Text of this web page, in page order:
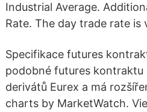
Industrial Average.
Rate. The day trade rate
Specifikace futures
podobné futures kontraktu
derivátů Eurex a má
charts by MarketWatch.